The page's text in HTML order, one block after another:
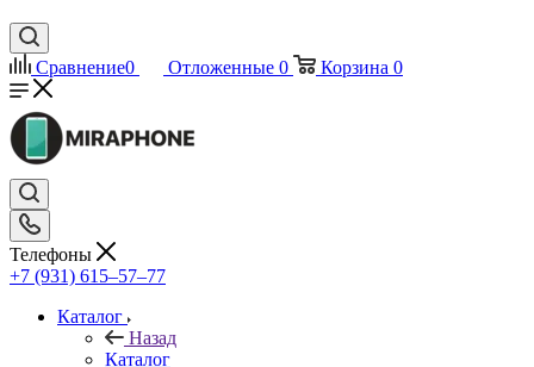
Сравнение0 Отложенные 0 Корзина 0
Телефоны
+7 (931) 615‒57‒77
Каталог
Назад
Каталог